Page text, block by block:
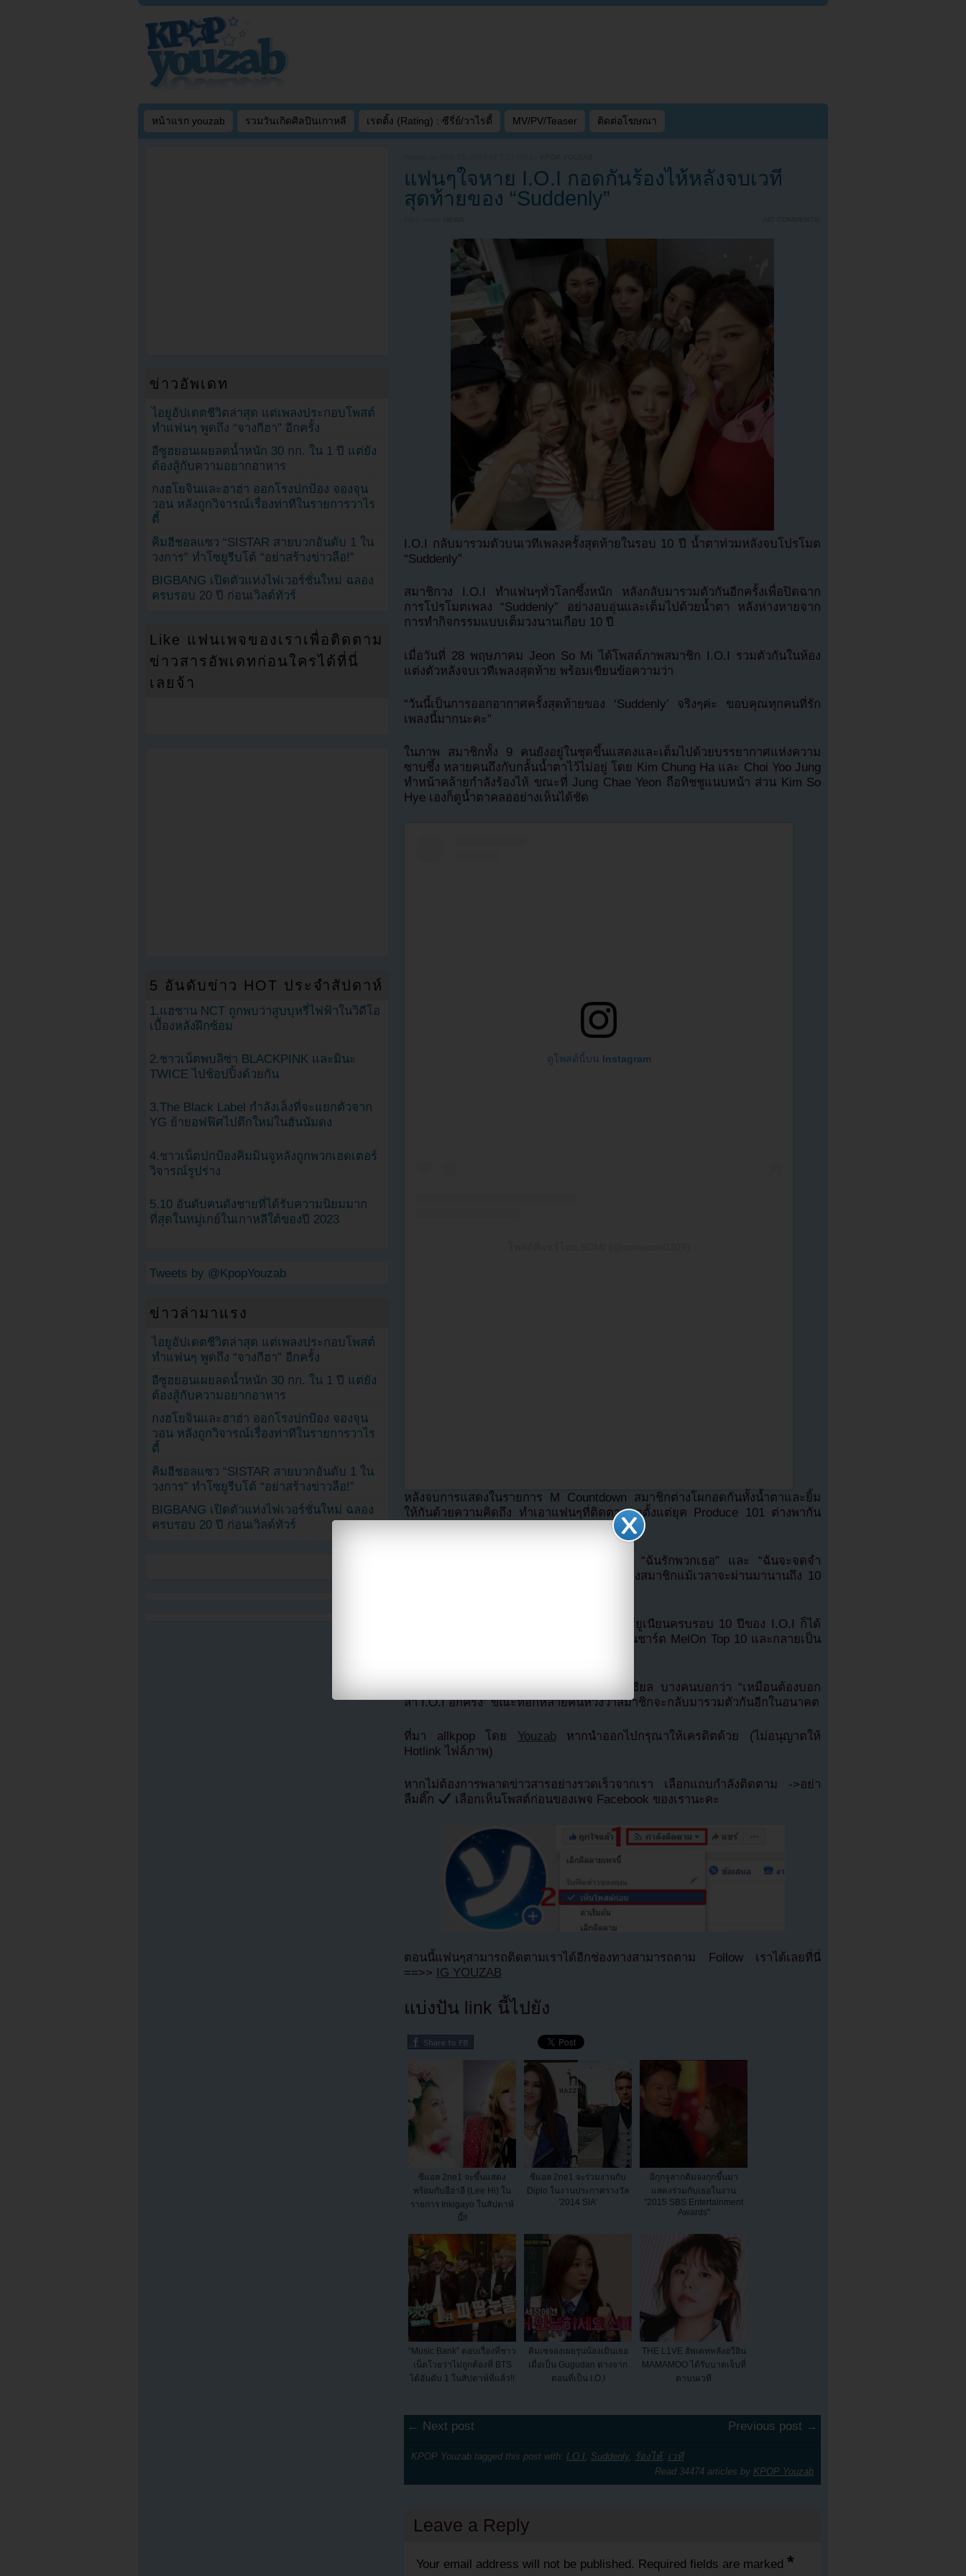
หน้าแรก youzab รวมวันเกิดศิลปินเกาหลี เรตติ้ง (Rating) : ซีรี่ย์/วาไรตี้ MV/PV/Teaser ติดต่อโฆษณา
KPOP YOUZAB
แฟนๆใจหาย I.O.I กอดกันร้องไห้หลังจบเวที
สุดท้ายของ “Suddenly”
NEWS NO COMMENTS
I.O.I กลับมารวมตัวบนเวทีเพลงครั้งสุดท้ายในรอบ 10 ปี น้ำตาท่วมหลังจบโปรโมต
“Suddenly”
สมาชิกวง I.O.I ทำแฟนๆทั่วโลกซึ้งหนัก หลังกลับมารวมตัวกันอีกครั้งเพื่อปิดฉาก
การโปรโมตเพลง “Suddenly” อย่างอบอุ่นและเต็มไปด้วยน้ำตา หลังห่างหายจาก
การทำกิจกรรมแบบเต็มวงนานเกือบ 10 ปี
เมื่อวันที่ 28 พฤษภาคม Jeon So Mi ได้โพสต์ภาพสมาชิก I.O.I รวมตัวกันในห้อง
แต่งตัวหลังจบเวทีเพลงสุดท้าย พร้อมเขียนข้อความว่า
“วันนี้เป็นการออกอากาศครั้งสุดท้ายของ ‘Suddenly’ จริงๆค่ะ ขอบคุณทุกคนที่รัก
เพลงนี้มากนะคะ”
ในภาพ สมาชิกทั้ง 9 คนยังอยู่ในชุดขึ้นแสดงและเต็มไปด้วยบรรยากาศแห่งความ
ซาบซึ้ง หลายคนถึงกับกลั้นน้ำตาไว้ไม่อยู่ โดย Kim Chung Ha และ Choi Yoo Jung
ทำหน้าคล้ายกำลังร้องไห้ ขณะที่ Jung Chae Yeon ถือทิชชูแนบหน้า ส่วน Kim So
Hye เองก็ดูน้ำตาคลออย่างเห็นได้ชัด
ดูโพสต์นี้บน Instagram
หลังจบการแสดงในรายการ M Countdown สมาชิกต่างโผกอดกันทั้งน้ำตาและยิ้ม
ให้กันด้วยความคิดถึง ทำเอาแฟนๆที่ติดตามมาตั้งแต่ยุค Produce 101 ต่างพากัน
ทางด้านโซมีเองยังเขียนข้อความถึงสมาชิกว่า “ฉันรักพวกเธอ” และ “ฉันจะจดจำ
ช่วงเวลานี้ตลอดไป” สะท้อนถึงความผูกพันของสมาชิกแม้เวลาจะผ่านมานานถึง 10
ขณะเดียวกัน เพลง “Suddenly” ซึ่งเป็นเพลงรียูเนียนครบรอบ 10 ปีของ I.O.I ก็ได้
รับกระแสตอบรับดีเกินคาด โดยสามารถไต่ขึ้นชาร์ต MelOn Top 10 และกลายเป็น
แฟนๆจำนวนมากต่างแสดงความรู้สึกผ่านโซเชียล บางคนบอกว่า “เหมือนต้องบอก
ลา I.O.I อีกครั้ง” ขณะที่อีกหลายคนหวังว่าสมาชิกจะกลับมารวมตัวกันอีกในอนาคต
ที่มา allkpop โดย Youzabหากนำออกไปกรุณาให้เครดิตด้วย (ไม่อนุญาตให้
Hotlink ไฟล์ภาพ)
หากไม่ต้องการพลาดข่าวสารอย่างรวดเร็วจากเรา เลือกแถบกำลังติดตาม ->อย่า
ลืมติ๊ก
เลือกเห็นโพสต์ก่อนของเพจ Facebook ของเรานะคะ
ตอนนี้แฟนๆสามารถติดตามเราได้อีกช่องทางสามารถตาม Follow เราได้เลยที่นี่
==>>
IG YOUZAB
แบ่งปัน link นี้ไปยัง
ซีแอล 2ne1 จะขึ้นแสดง
พร้อมกับอีฮาอี (Lee Hi) ใน
รายการ Inkigayo ในสัปดาห์
นี้!!
ซีแอล 2ne1 จะร่วมงานกับ
Diplo ในงานประกาศรางวัล
′2014 SIA′
อีกุกจูลากคิมจงกุกขึ้นมา
แสดงร่วมกับเธอในงาน
"2015 SBS Entertainment
Awards"
“Music Bank” ตอบเรื่องที่ชาว
เน็ตโวยว่าไม่ถูกต้องที่ BTS
ได้อันดับ 1 ในสัปดาห์ที่แล้ว!!
คิมเซจองเผยรุ่นน้องเมินเธอ
เมื่อเป็น Gugudan ต่างจาก
ตอนที่เป็น I.O.I
THE L1VE อัพเดทหลังฮวีอิน
MAMAMOO ได้รับบาดเจ็บที่
ตาบนเวที
← Next post Previous post →
KPOP Youzab tagged this post with: I.O.I Suddenly, ร้องไห้, เวที
Read 34474 articles by KPOP Youzab
Leave a Reply
Your email address will not be published. Required fields are marked *
ข่าวอัพเดท
ไอยูอัปเดตชีวิตล่าสุด แต่เพลงประกอบโพสต์
ทำแฟนๆ พูดถึง “จางกีฮา” อีกครั้ง
อีซูฮยอนเผยลดน้ำหนัก 30 กก. ใน 1 ปี แต่ยัง
ต้องสู้กับความอยากอาหาร
กงฮโยจินและฮาฮ่า ออกโรงปกป้อง จองจุน
วอน หลังถูกวิจารณ์เรื่องท่าทีในรายการวาไร
ตี้
คิมฮีชอลแซว “SISTAR สายบวกอันดับ 1 ใน
วงการ” ทำโซยูรีบโต้ “อย่าสร้างข่าวลือ!”
BIGBANG เปิดตัวแท่งไฟเวอร์ชั่นใหม่ ฉลอง
ครบรอบ 20 ปี ก่อนเวิลด์ทัวร์
Like แฟนเพจของเราเพื่อติดตาม
ข่าวสารอัพเดทก่อนใครได้ที่นี่
เลยจ้า
5 อันดับข่าว HOT ประจำสัปดาห์
1.แฮชาน NCT ถูกพบว่าสูบบุหรี่ไฟฟ้าในวิดีโอ
เบื้องหลังฝึกซ้อม
2.ชาวเน็ตพบลิซ่า BLACKPINK และมินะ
TWICE ไปช้อปปิ้งด้วยกัน
3.The Black Label กำลังเล็งที่จะแยกตัวจาก
YG ย้ายอฟฟิศไปตึกใหม่ในฮันนัมดง
4.ชาวเน็ตปกป้องคิมมินจูหลังถูกพวกเฮดเตอร์
วิจารณ์รูปร่าง
5.10 อันดับคนดังชายที่ได้รับความนิยมมาก
ที่สุดในหมู่เกย์ในเกาหลีใต้ของปี 2023
Tweets by @KpopYouzab
ข่าวล่ามาแรง
ไอยูอัปเดตชีวิตล่าสุด แต่เพลงประกอบโพสต์
ทำแฟนๆ พูดถึง “จางกีฮา” อีกครั้ง
อีซูฮยอนเผยลดน้ำหนัก 30 กก. ใน 1 ปี แต่ยัง
ต้องสู้กับความอยากอาหาร
กงฮโยจินและฮาฮ่า ออกโรงปกป้อง จองจุน
วอน หลังถูกวิจารณ์เรื่องท่าทีในรายการวาไร
ตี้
คิมฮีชอลแซว “SISTAR สายบวกอันดับ 1 ใน
วงการ” ทำโซยูรีบโต้ “อย่าสร้างข่าวลือ!”
BIGBANG เปิดตัวแท่งไฟเวอร์ชั่นใหม่ ฉลอง
ครบรอบ 20 ปี ก่อนเวิลด์ทัวร์